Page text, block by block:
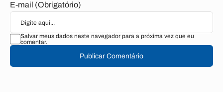
E-mail (Obrigatório)
Salvar meus dados neste navegador para a próxima vez que eu
comentar.
Publicar Comentário